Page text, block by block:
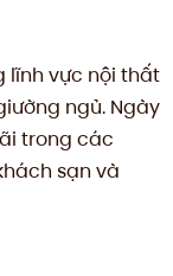
lĩnh vực nội thất
ngủ. Ngày
trong các
sạn và